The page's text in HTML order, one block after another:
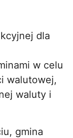
dla
w celu
walutowej,
waluty i
gmina